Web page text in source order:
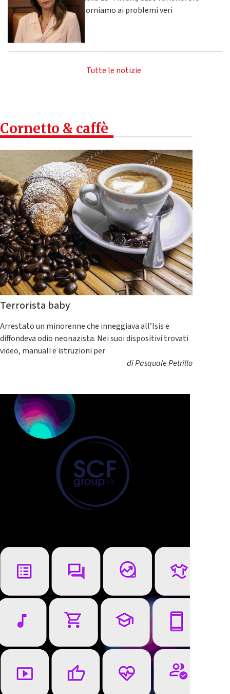
torniamo ai problemi veri
Tutte le notizie
Cornetto & caffè
Terrorista baby
Arrestato un minorenne che inneggiava all’Isis e
diffondeva odio neonazista. Nei suoi dispositivi trovati
video, manuali e istruzioni per
diPasquale Petrillo